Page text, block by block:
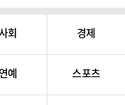
회 경제
연예 스포츠